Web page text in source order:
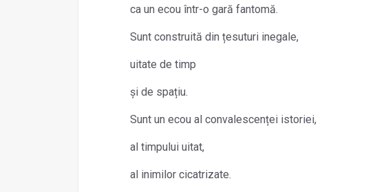
ca un ecou într-o gară fantomă.
Sunt construită din țesuturi inegale,
uitate de timp
și de spațiu.
Sunt un ecou al convalescenței istoriei,
al timpului uitat,
al inimilor cicatrizate.